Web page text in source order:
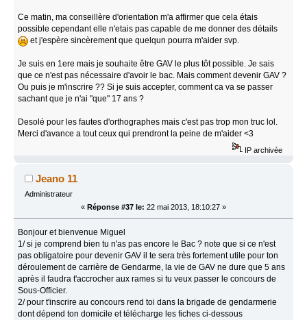
Ce matin, ma conseillère d'orientation m'a affirmer que cela étais
possible cependant elle n'etais pas capable de me donner des détails
et j'espère sincèrement que quelqun pourra m'aider svp.
Je suis en 1ere mais je souhaite être GAV le plus tôt possible. Je sais
que ce n'est pas nécessaire d'avoir le bac. Mais comment devenir GAV ?
Ou puis je m'inscrire ?? Si je suis accepter, comment ca va se passer
sachant que je n'ai "que" 17 ans ?
Desolé pour les fautes d'orthographes mais c'est pas trop mon truc lol.
Merci d'avance a tout ceux qui prendront la peine de m'aider <3
IP archivée
Jeano 11
Administrateur
« Réponse #37 le: 22 mai 2013, 18:10:27 »
Bonjour et bienvenue Miguel
1/ si je comprend bien tu n'as pas encore le Bac ? note que si ce n'est
pas obligatoire pour devenir GAV il te sera très fortement utile pour ton
déroulement de carrière de Gendarme, la vie de GAV ne dure que 5 ans
après il faudra t'accrocher aux rames si tu veux passer le concours de
Sous-Officier.
2/ pour t'inscrire au concours rend toi dans la brigade de gendarmerie
dont dépend ton domicile et télécharge les fiches ci-dessous